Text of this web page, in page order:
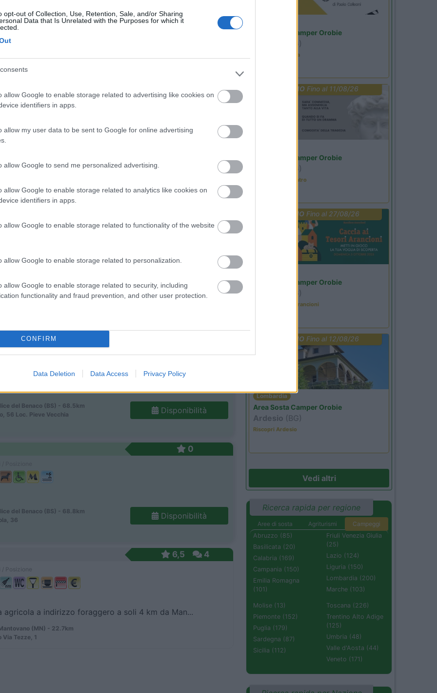
opt-out of Collection, Use, Retention, Sale, and/or Sharing
Data that Is Unrelated with the Purposes for which it
allow Google to enable storage related to advertising like cookies on
identifiers in apps.
allow my user data to be sent to Google for online advertising
allow Google to send me personalized advertising.
allow Google to enable storage related to analytics like cookies on
identifiers in apps.
allow Google to enable storage related to functionality of the website
allow Google to enable storage related to personalization.
allow Google to enable storage related to security, including
functionality and fraud prevention, and other user protection.
CONFIRM
Data Deletion Data Access Privacy Policy
7,4
Posizione
del Garda (BS) - 56km
0
del Garda (BS) - 63.9km
Sivino
del Garda (BS) - 66.8km
del Benaco (BS) - 68.5km
56 Loc. Pieve Vecchia
Disponibilità
0
del Benaco (BS) - 68.8km
36
Disponibilità
6,5 4
agricola a indirizzo foraggero a soli 4 km da Man...
(MN) - 22.7km
Via Tezze, 1
Area Sosta Camper Orobie
(BG)
Estate in cineteca
PROMO Fino al 11/08/26
Area Sosta Camper Orobie
(BG)
Incontri con il teatro
PROMOFino al 27/08/26
Area Sosta Camper Orobie
(BG)
Caccia ai tesori arancioni
PROMO Fino al 12/08/26
Lombardia
Area Sosta Camper Orobie
Ardesio (BG)
Riscopri Ardesio
Vedi altri
Ricerca rapida per regione
Aree di sosta Agriturismi
Campeggi
Abruzzo (85)
Basilicata (20)
Calabria (169)
Campania (150)
Emilia Romagna
(101)
Friuli Venezia Giulia
(25)
Lazio (124)
Liguria (150)
Lombardia (200)
Marche (103)
Molise (13)
Piemonte (152)
Puglia (179)
Sardegna (87)
Sicilia (112)
Toscana (226)
Trentino Alto Adige
(125)
Umbria (48)
Valle d'Aosta (44)
Veneto (171)